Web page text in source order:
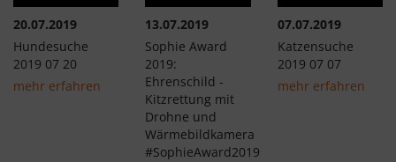
20.07.2019
Hundesuche
2019 07 20
mehr erfahren
13.07.2019
Sophie Award
2019:
Ehrenschild -
Kitzrettung mit
Drohne und
Wärmebildkamera
#SophieAward2019
07.07.2019
Katzensuche
2019 07 07
mehr erfahren